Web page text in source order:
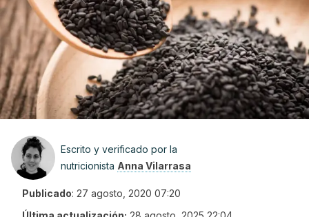
Escrito y verificado por la
nutricionista Anna Vilarrasa
Publicado: 27 agosto, 2020 07:20